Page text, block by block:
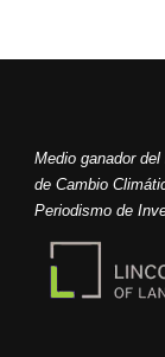
Medio ganador
de Cambio
Periodismo de